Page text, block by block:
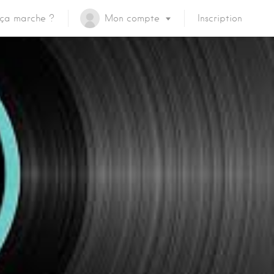
marche ? Mon compte Inscription